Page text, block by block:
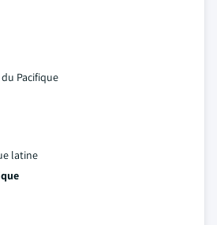
Pacifique
latine